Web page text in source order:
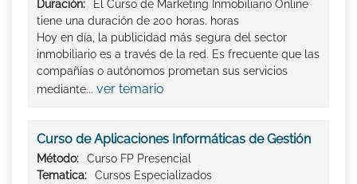
Duración:
El Curso de Marketing Inmobiliario Online
tiene una duración de 200 horas. horas
Hoy en día, la publicidad más segura del sector
inmobiliario es a través de la red. Es frecuente que las
compañías o autónomos prometan sus servicios
mediante... ver temario
Curso de Aplicaciones Informáticas de Gestión
Método:
Curso FP Presencial
Tematica:
Cursos Especializados